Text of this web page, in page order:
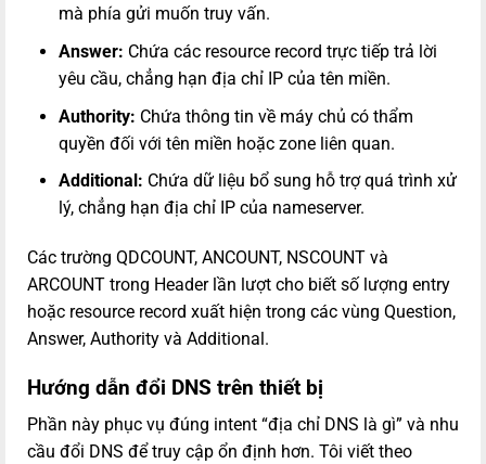
mà phía gửi muốn truy vấn.
Answer: Chứa các resource record trực tiếp trả lời
yêu cầu, chẳng hạn địa chỉ IP của tên miền.
Authority: Chứa thông tin về máy chủ có thẩm
quyền đối với tên miền hoặc zone liên quan.
Additional: Chứa dữ liệu bổ sung hỗ trợ quá trình xử
lý, chẳng hạn địa chỉ IP của nameserver.
Các trường QDCOUNT, ANCOUNT, NSCOUNT và
ARCOUNT trong Header lần lượt cho biết số lượng entry
hoặc resource record xuất hiện trong các vùng Question,
Answer, Authority và Additional.
Hướng dẫn đổi DNS trên thiết bị
Phần này phục vụ đúng intent “địa chỉ DNS là gì” và nhu
cầu đổi DNS để truy cập ổn định hơn. Tôi viết theo